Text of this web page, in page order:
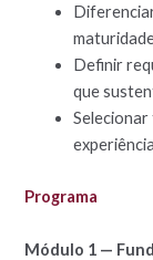
Definir
que
Programa
Módulo 1 —